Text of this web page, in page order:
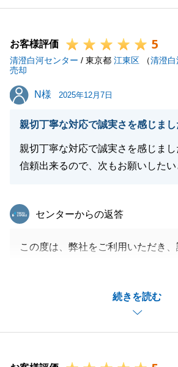
_特に「無理な時は無理と言ってく
モットーでもありましたので、その
いただけたことを大変嬉しく思い
社歴についても触れていただきまし
な温かいお客様に支えられ、日々学
弊社の研修体制の名に恥じぬよう、
として頼れる存在」であり続けられ
ます。
ませ。
お祈り申し上げます。_
お客様評価 5
清澄白河センター / 東京都 江東区 （清澄白
売却
N様
N様 2025年12月7日
親切丁寧な対応で誠実さを感じまし
親切丁寧な対応で誠実さを感じまし
信頼出来るので、次もお願いしたい
続きを読む
東急リバブル
センターからの返答
この度は、弊社をご利用いただき
私にとって、これほど嬉しいことは
また、私共を信頼してくださり「次
と仰っていただけたことが、何よ